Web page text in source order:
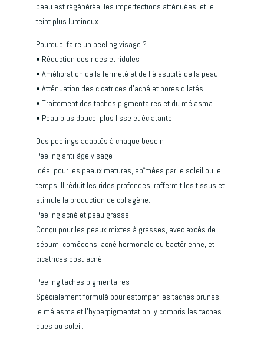
peau est régénérée, les imperfections atténuées, et le
teint plus lumineux.
Pourquoi faire un peeling visage ?
• Réduction des rides et ridules
• Amélioration de la fermeté et de l’élasticité de la peau
• Atténuation des cicatrices d’acné et pores dilatés
• Traitement des taches pigmentaires et du mélasma
• Peau plus douce, plus lisse et éclatante
Des peelings adaptés à chaque besoin
Peeling anti-âge visage
Idéal pour les peaux matures, abîmées par le soleil ou le
temps. Il réduit les rides profondes, raffermit les tissus et
stimule la production de collagène.
Peeling acné et peau grasse
Conçu pour les peaux mixtes à grasses, avec excès de
sébum, comédons, acné hormonale ou bactérienne, et
cicatrices post-acné.
Peeling taches pigmentaires
Spécialement formulé pour estomper les taches brunes,
le mélasma et l’hyperpigmentation, y compris les taches
dues au soleil.